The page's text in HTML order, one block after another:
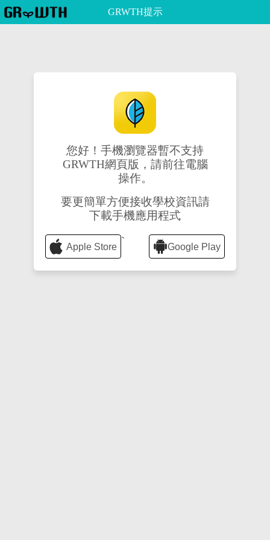
GRWTH提示
您好！手機瀏覽器暫不支持
GRWTH網頁版，請前往電腦
操作。
要更簡單方便接收學校資訊請
下載手機應用程式
`
Apple Store Google Play